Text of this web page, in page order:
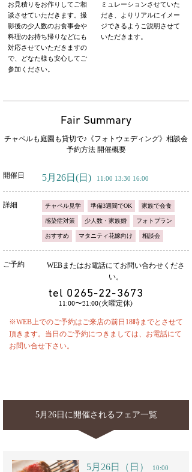
お見積りをお作りしてご相
談させていただきます。撮
影後の少人数のお食事会や
料理のお持ち帰りなどにも
対応させていただきますの
で、どなた様も安心してご
参加ください。
ミュレーションさせていた
だき、よりリアルにイメー
ジできるようご説明させて
いただきます。
Fair Summary
チャペルも庭園も貸切で♪《フォトウェディング》相談会
予約方法 開催概要
開催日 5月26日 (日) 11:00 13:30 16:00
詳細 チャペル見学 準備3週間でOK 家族で会食
感染症対策 少人数・家族婚 フォトプラン
おすすめ マタニティ花嫁向け 相談会
ご予約
WEBまたはお電話にてお問い合わせくださ
い。
tel 0265-22-3673
11:00〜21:00(火曜定休)
※WEB上でのご予約はご来店の前日18時までとさせて
頂きます。当日のご予約につきましては、お電話にて
お問い合せ下さい。
5月26日に開催されるフェア一覧
5月26日（日） 10:00